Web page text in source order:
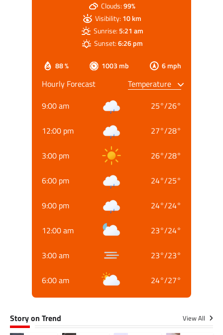
88 % 1003 mb 6 mph
Clouds:99%
Visibility:10 km
Sunrise:5:21 am
Sunset:6:26 pm
Hourly Forecast
9:00 am
25°/26°
12:00 pm 27°/28°
3:00 pm 26°/28°
6:00 pm 24°/25°
9:00 pm 24°/24°
12:00 am 23°/24°
3:00 am 23°/23°
6:00 am 24°/27°
Story on Trend View All